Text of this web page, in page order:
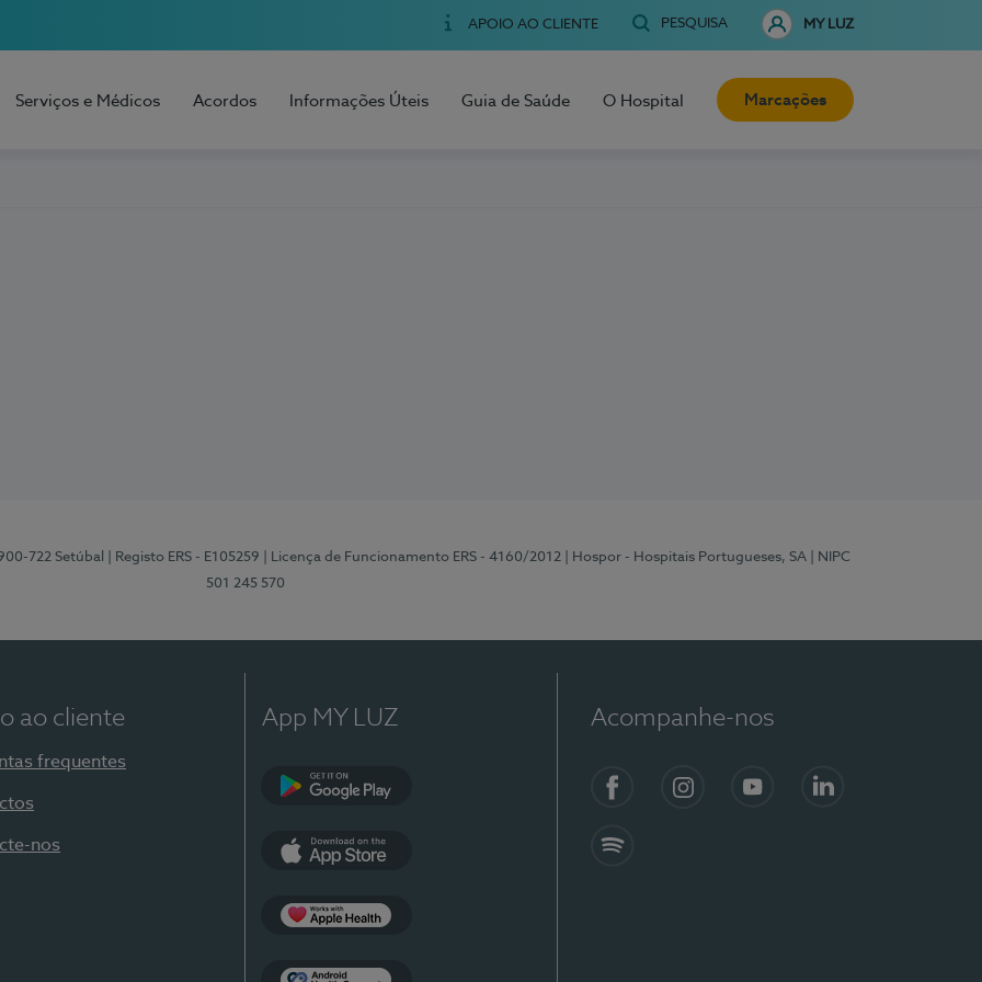
APOIO AO CLIENTE PESQUISA MY LUZ
Serviços e Médicos Acordos Informações Úteis Guia de Saúde O Hospital Marcações
722 Setúbal | Registo ERS - E105259 | Licença de Funcionamento ERS - 4160/2012 | Hospor - Hospitais Portugueses, SA
| NIPC
501 245 570
ao cliente
frequentes
nos
App MY LUZ Acompanhe-nos